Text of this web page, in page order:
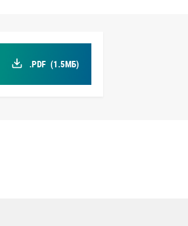
.PDF (1.5МБ)